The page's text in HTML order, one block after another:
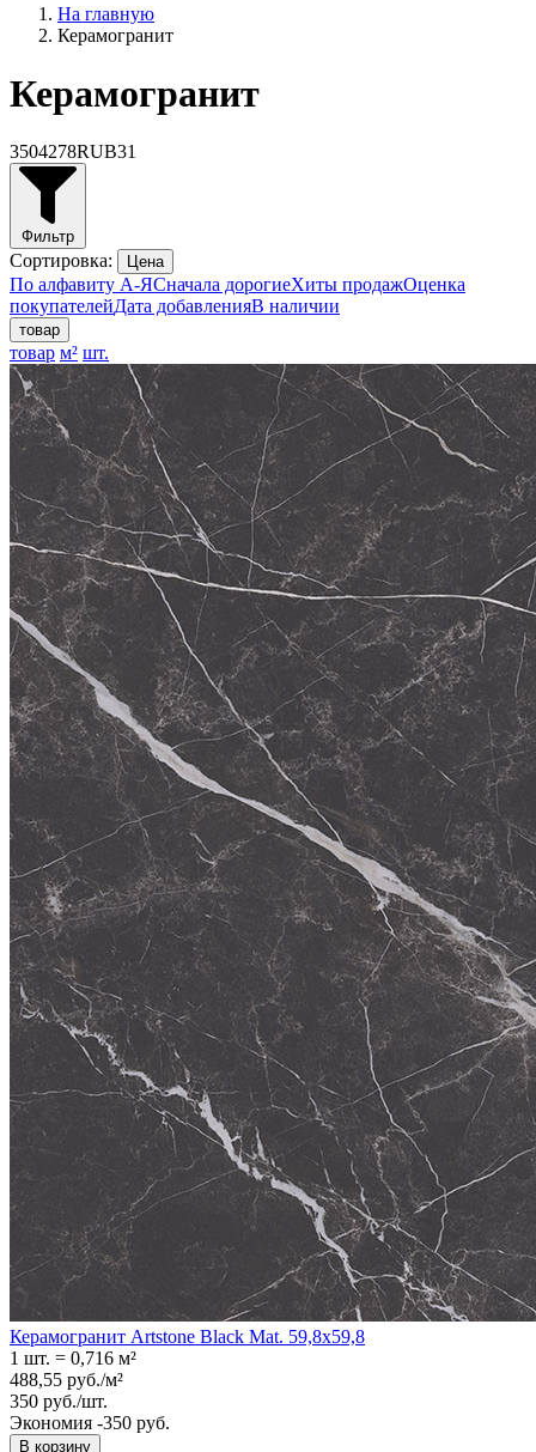
На главную
Керамогранит
Керамогранит
3504278RUB31
Фильтр
Сортировка: Цена
По алфавиту А-ЯСначала дорогиеХиты продажОценка
покупателейДата добавленияВ наличии
товар
товар м² шт.
Керамогранит Artstone Black Mat. 59,8x59,8
1 шт. = 0,716 м²
488,55 руб./м²
350 руб./шт.
Экономия -350 руб.
В корзину